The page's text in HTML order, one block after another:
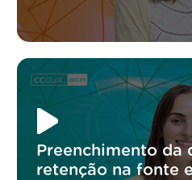
Preenchimento da
retenção na fonte